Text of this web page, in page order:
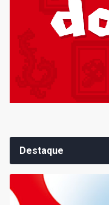
Destaque